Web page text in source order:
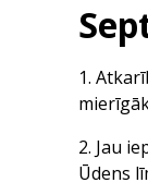
1.
2. Jau
Ūdens